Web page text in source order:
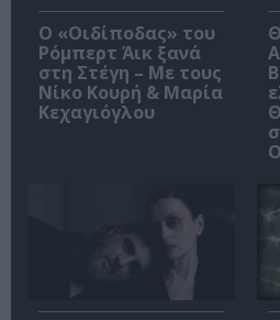
O «Οιδίποδας» του
Ρόμπερτ Άικ ξανά
στη Στέγη – Με τους
Νίκο Κουρή & Μαρία
Κεχαγιόγλου